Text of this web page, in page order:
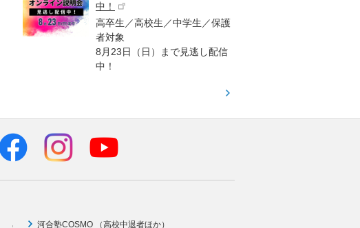
中！
高卒生／高校生／中学生／保護
者対象
8月23日（日）まで見逃し配信
中！
河合塾COSMO （高校中退者ほか）